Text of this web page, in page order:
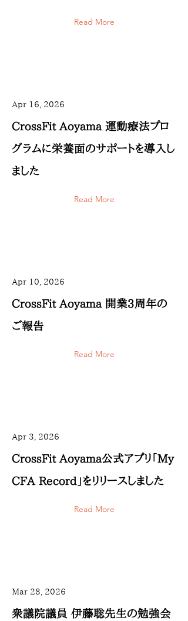
Read More
Apr 16, 2026
CrossFit Aoyama 運動療法プロ
グラムに栄養面のサポートを導入し
ました
Read More
Apr 10, 2026
CrossFit Aoyama 開業3周年の
ご報告
Read More
Apr 3, 2026
CrossFit Aoyama公式アプリ「My
CFA Record」をリリースしました
Read More
Mar 28, 2026
衆議院議員 伊藤聡先生の勉強会